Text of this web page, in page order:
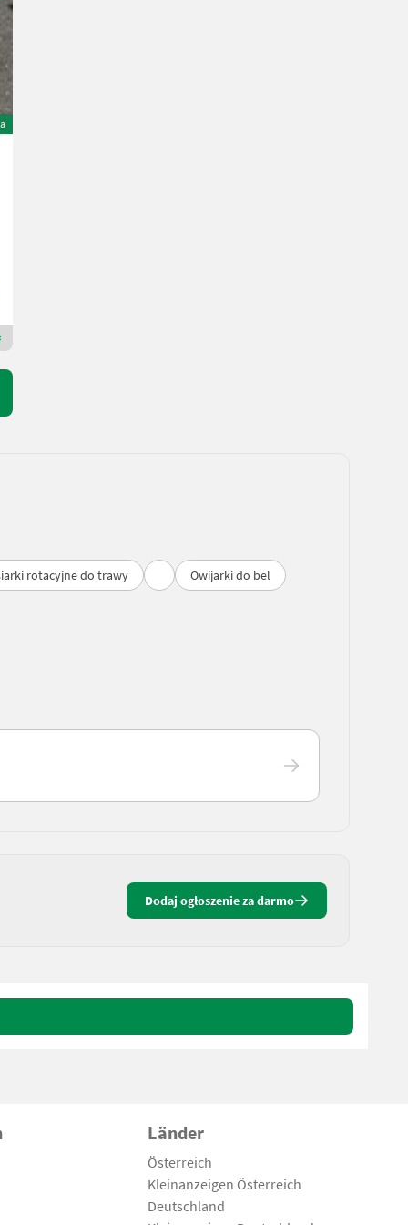
rotacyjne do trawy
Owijarki do bel
Dodaj ogłoszenie za darmo
Länder
Österreich
Kleinanzeigen Österreich
Deutschland